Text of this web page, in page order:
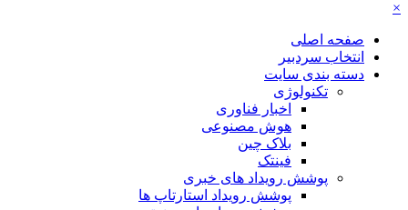
×
صفحه اصلی
انتخاب سردبیر
دسته بندی سایت
تکنولوژی
اخبار فناوری
هوش مصنوعی
بلاک چین
فینتک
پوشش رویداد های خبری
پوشش رویداد استارتاپ ها